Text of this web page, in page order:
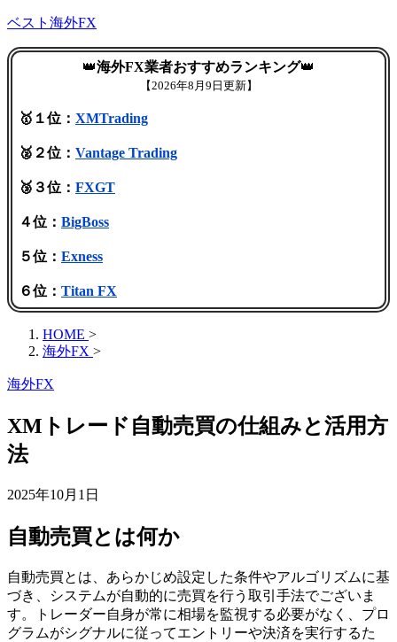
ベスト海外FX
👑海外FX業者おすすめランキング👑
【2026年8月9日更新】
🥇１位： XMTrading
🥈２位： Vantage Trading
🥉３位： FXGT
４位： BigBoss
５位： Exness
６位： Titan FX
HOME >
海外FX >
海外FX
XMトレード自動売買の仕組みと活用方
法
2025年10月1日
自動売買とは何か
自動売買とは、あらかじめ設定した条件やアルゴリズムに基
づき、システムが自動的に売買を行う取引手法でございま
す。トレーダー自身が常に相場を監視する必要がなく、プロ
グラムがシグナルに従ってエントリーや決済を実行するた